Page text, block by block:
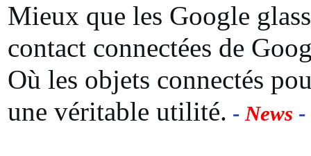
Mieux que les Google
contact connectées de
Où les objets connectés
une véritable utilité. -News -